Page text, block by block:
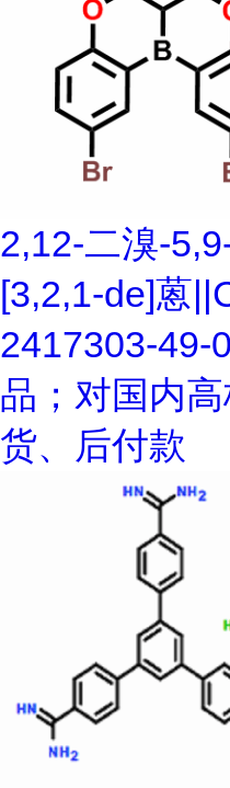
2,12-二溴-
[3,2,1-de]蒽
2417303-49-
品；对国内
货、后付款